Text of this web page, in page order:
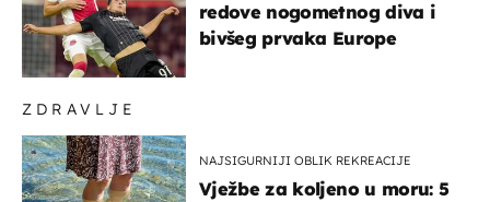
ZDRAVLJE
NAJSIGURNIJI OBLIK REKREACIJE
Vježbe za koljeno u moru: 5
redove nogometnog diva i
bivšeg prvaka Europe